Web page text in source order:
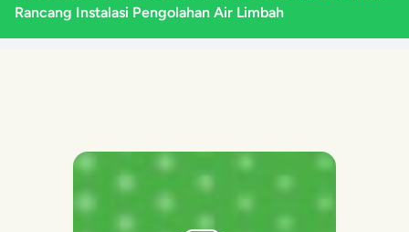
Rancang Instalasi Pengolahan Air Limbah